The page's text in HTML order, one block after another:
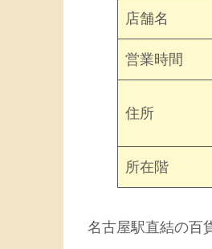
店舗名
営業時間
住所
所在階
名古屋駅直結の百